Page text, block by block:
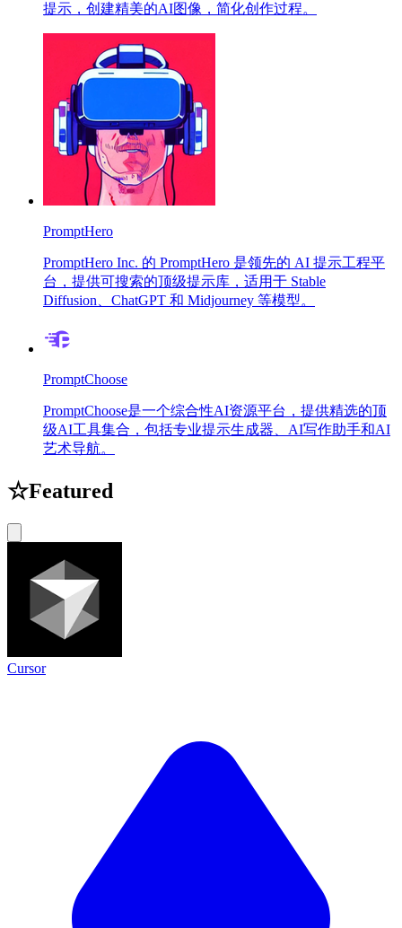
提示，创建精美的AI图像，简化创作过程。
PromptHero
PromptHero Inc. 的 PromptHero 是领先的 AI 提示工程平
台，提供可搜索的顶级提示库，适用于 Stable
Diffusion、ChatGPT 和 Midjourney 等模型。
PromptChoose
PromptChoose是一个综合性AI资源平台，提供精选的顶
级AI工具集合，包括专业提示生成器、AI写作助手和AI
艺术导航。
☆Featured
Cursor